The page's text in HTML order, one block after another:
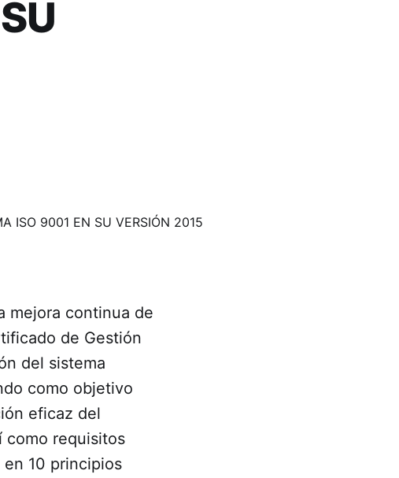
mejora continua de
de Gestión
del sistema
como objetivo
eficaz del
como requisitos
10 principios